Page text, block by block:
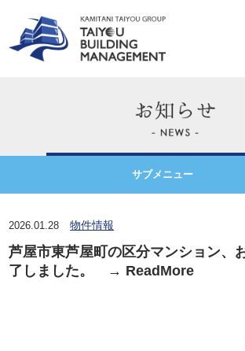
サブメニュー
2026.01.28 物件情報
芦屋市東芦屋町の区分マンション、
了しました。 → ReadMore